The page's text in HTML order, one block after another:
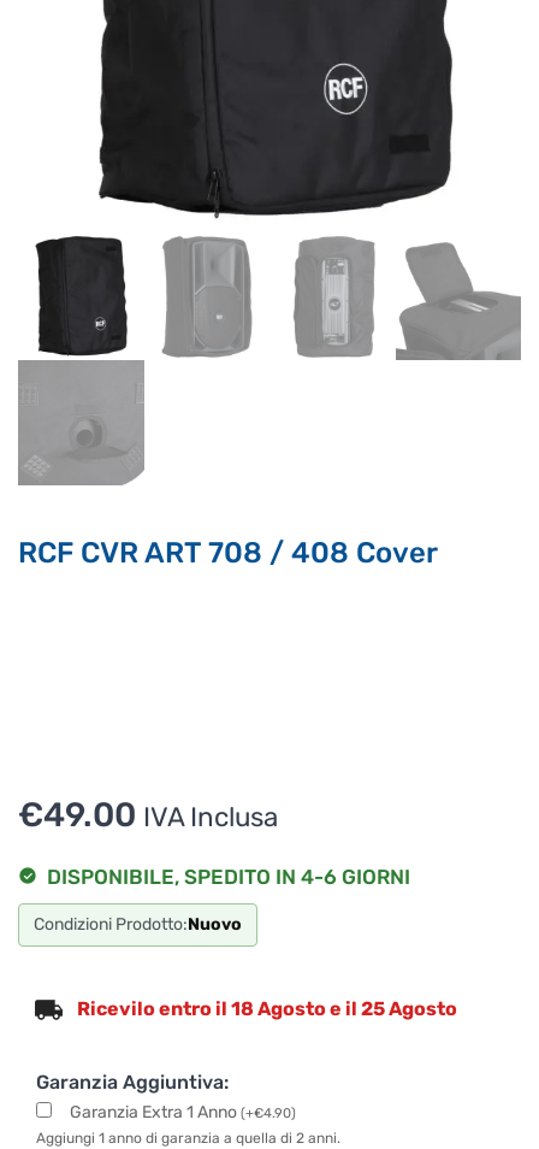
RCF CVR ART 708 / 408 Cover
€49.00 IVA Inclusa
DISPONIBILE, SPEDITO IN 4-6 GIORNI
Condizioni Prodotto:Nuovo
Ricevilo entro il 18 Agosto e il 25 Agosto
Garanzia Aggiuntiva:
Garanzia Extra 1 Anno (+€4.90)
Aggiungi 1 anno di garanzia a quella di 2 anni.
Supporto clienti RF Assist
Ciao, Come posso aiutarti?
Puoi chiedermi informazioni generali o specifiche su certi
assicurati di indicarne il nome completo